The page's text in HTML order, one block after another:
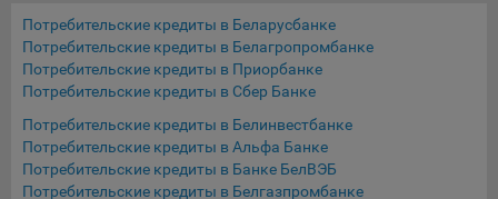
исходя из предпочтений пользователей
Статистические куки позволяют определять предпочтения
пользователей сайта.
Компании, которым мы поручаем обработку
статистических cookies:
Потребительские кредиты в Беларусбанке
Потребительские кредиты в Белагропромбанке
Потребительские кредиты в Приорбанке
Потребительские кредиты в Сбер Банке
Потребительские кредиты в Белинвестбанке
Потребительские кредиты в Альфа Банке
Потребительские кредиты в Банке БелВЭБ
Потребительские кредиты в Белгазпромбанке